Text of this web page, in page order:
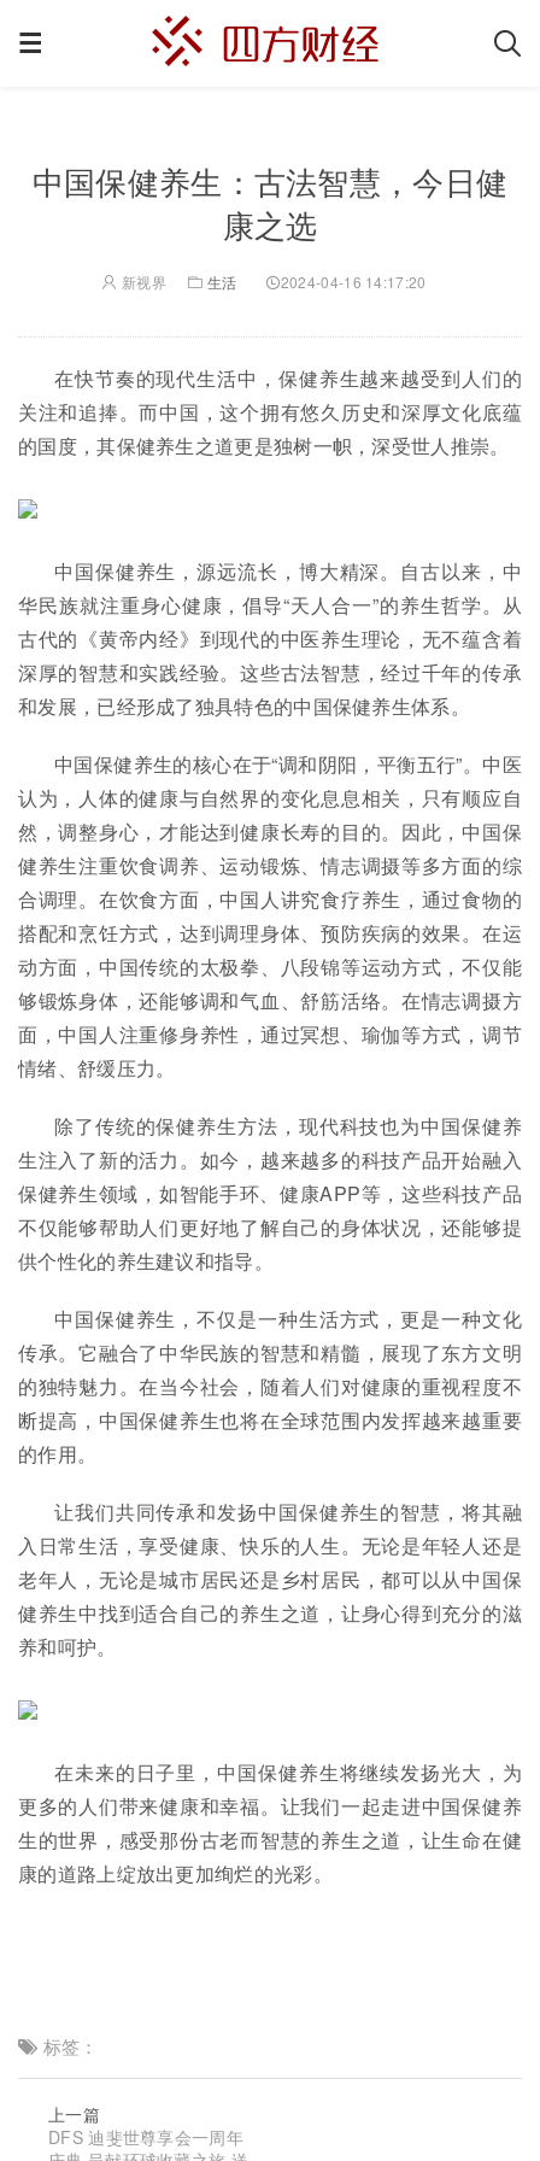
中国保健养生：古法智慧，今日健
康之选
新视界 生活 2024-04-16 14:17:20
在快节奏的现代生活中，保健养生越来越受到人们的
关注和追捧。而中国，这个拥有悠久历史和深厚文化底蕴
的国度，其保健养生之道更是独树一帜，深受世人推崇。
中国保健养生，源远流长，博大精深。自古以来，中
华民族就注重身心健康，倡导“天人合一”的养生哲学。从
古代的《黄帝内经》到现代的中医养生理论，无不蕴含着
深厚的智慧和实践经验。这些古法智慧，经过千年的传承
和发展，已经形成了独具特色的中国保健养生体系。
中国保健养生的核心在于“调和阴阳，平衡五行”。中医
认为，人体的健康与自然界的变化息息相关，只有顺应自
然，调整身心，才能达到健康长寿的目的。因此，中国保
健养生注重饮食调养、运动锻炼、情志调摄等多方面的综
合调理。在饮食方面，中国人讲究食疗养生，通过食物的
搭配和烹饪方式，达到调理身体、预防疾病的效果。在运
动方面，中国传统的太极拳、八段锦等运动方式，不仅能
够锻炼身体，还能够调和气血、舒筋活络。在情志调摄方
面，中国人注重修身养性，通过冥想、瑜伽等方式，调节
情绪、舒缓压力。
除了传统的保健养生方法，现代科技也为中国保健养
生注入了新的活力。如今，越来越多的科技产品开始融入
保健养生领域，如智能手环、健康APP等，这些科技产品
不仅能够帮助人们更好地了解自己的身体状况，还能够提
供个性化的养生建议和指导。
中国保健养生，不仅是一种生活方式，更是一种文化
传承。它融合了中华民族的智慧和精髓，展现了东方文明
的独特魅力。在当今社会，随着人们对健康的重视程度不
断提高，中国保健养生也将在全球范围内发挥越来越重要
的作用。
让我们共同传承和发扬中国保健养生的智慧，将其融
入日常生活，享受健康、快乐的人生。无论是年轻人还是
老年人，无论是城市居民还是乡村居民，都可以从中国保
健养生中找到适合自己的养生之道，让身心得到充分的滋
养和呵护。
在未来的日子里，中国保健养生将继续发扬光大，为
更多的人们带来健康和幸福。让我们一起走进中国保健养
生的世界，感受那份古老而智慧的养生之道，让生命在健
康的道路上绽放出更加绚烂的光彩。
标签：
上一篇
DFS 迪斐世尊享会一周年